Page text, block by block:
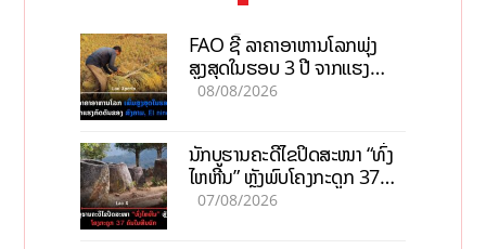
FAO ຊີ້ ລາຄາອາຫານໂລກພຸ່ງ
ສູງສຸດໃນຮອບ 3 ປີ ຈາກແຮງ
ກົດດັນຂອງສົງຄາມ, El nino
08/08/2026
ນັກບູຮານຄະດີໄຂປິດສະໜາ “ທົ່ງ
ໄຫຫີນ” ຫຼັງພົບໂຄງກະດູກ 37
ຄົນໃນຫີນຍັກ
07/08/2026